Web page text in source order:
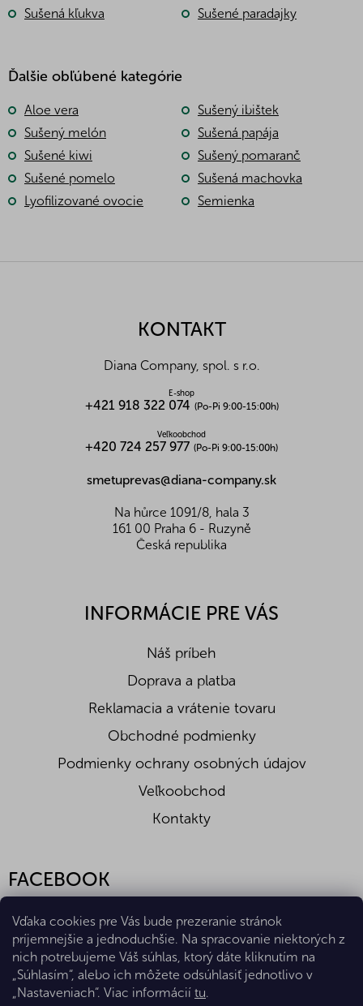
Vďaka cookies pre Vás bude prezeranie stránok
príjemnejšie a jednoduchšie. Na spracovanie niektorých z
nich potrebujeme Váš súhlas, ktorý dáte kliknutím na
„Súhlasím“, alebo ich môžete odsúhlasiť jednotlivo v
„Nastaveniach“. Viac informácií tu.
Sušená kľukva
Sušené paradajky
Ďalšie obľúbené kategórie
Aloe vera
Sušený ibištek
Sušený melón
Sušená papája
Sušené kiwi
Sušený pomaranč
Sušené pomelo
Sušená machovka
Lyofilizované ovocie
Semienka
KONTAKT
Diana Company, spol. s r.o.
E-shop
+421 918 322 074 (Po-Pi 9:00-15:00h)
Veľkoobchod
+420 724 257 977 (Po-Pi 9:00-15:00h)
smetuprevas@diana-company.sk
Na hůrce 1091/8, hala 3
161 00 Praha 6 - Ruzyně
Česká republika
INFORMÁCIE PRE VÁS
Náš príbeh
Doprava a platba
Reklamacia a vrátenie tovaru
Obchodné podmienky
Podmienky ochrany osobných údajov
Veľkoobchod
Kontakty
FACEBOOK